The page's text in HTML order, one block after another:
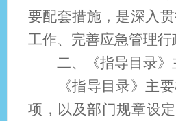
要配套措施，是深入
工作、完善应急管理
二、《指导目录》
《指导目录》主要
项，以及部门规章设